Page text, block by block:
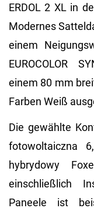
ERDOL 2 XL in
Modernes
einem
EUROCOLOR
einem 80 mm
Farben Weiß
Die gewählte
fotowoltaiczna
hybrydowy
einschließlich
Paneele ist